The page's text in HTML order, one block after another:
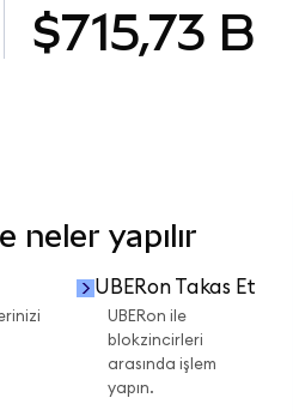
$715,73 B
neler yapılır
UBERon Takas Et
UBERon ile
blokzincirleri
arasında işlem
yapın.